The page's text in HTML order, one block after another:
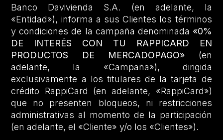
Banco Davivienda S.A. (en adelante, la
«Entidad»), informa a sus Clientes los términos
y condiciones de la campaña denominada «0%
DE INTERÉS CON TU RAPPICARD EN
PRODUCTOS DE MERCADOPAGO» (en
adelante, la «Campaña»), dirigida
exclusivamente a los titulares de la tarjeta de
crédito RappiCard (en adelante, «RappiCard»)
que no presenten bloqueos, ni restricciones
administrativas al momento de la participación
(en adelante, el «Cliente» y/o los «Clientes»).